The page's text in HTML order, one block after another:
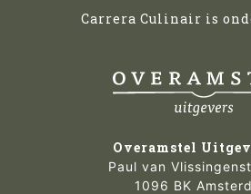
Carrera Culinair is
Overamstel
Paul van
1096 BK